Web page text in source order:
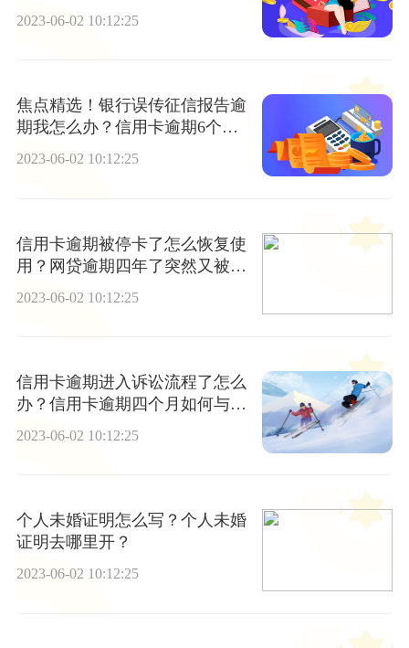
2023-06-02 10:12:25
焦点精选！银行误传征信报告逾
期我怎么办？信用卡逾期6个月
无偿还能力怎么办？
2023-06-02 10:12:25
信用卡逾期被停卡了怎么恢复使
用？网贷逾期四年了突然又被催
2023-06-02 10:12:25
信用卡逾期进入诉讼流程了怎么
办？信用卡逾期四个月如何与银
2023-06-02 10:12:25
个人未婚证明怎么写？个人未婚
证明去哪里开？
2023-06-02 10:12:25